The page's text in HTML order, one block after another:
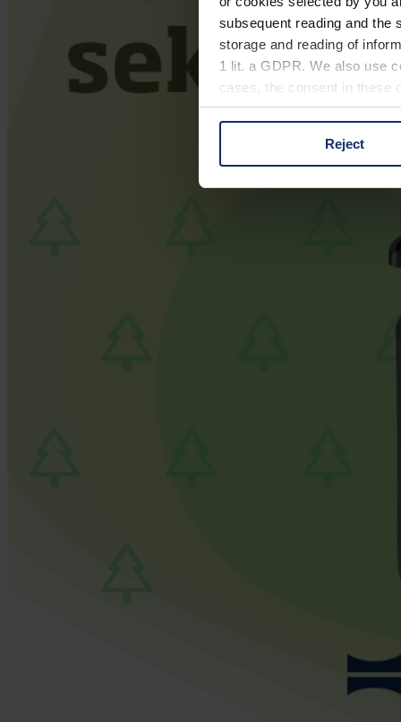
subsequent reading and the
storage and reading of
1 lit. a GDPR. We also use
cases, the consent in these
You can consent to the use
Further information on the
Reject